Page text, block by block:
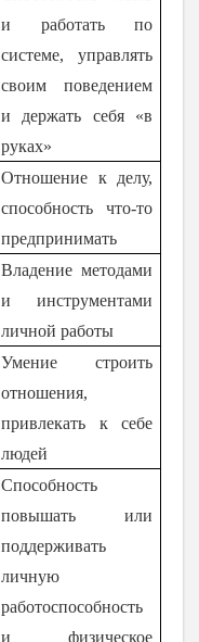
и работать по
системе, управлять
своим поведением
и держать себя «в
руках»
Отношение к делу,
способность что-то
предпринимать
Владение методами
и инструментами
личной работы
Умение строить
отношения,
привлекать к себе
людей
Способность
повышать или
поддерживать
личную
работоспособность
и физическое